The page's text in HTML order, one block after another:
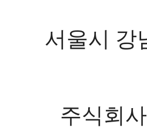
서울시 강
주식회